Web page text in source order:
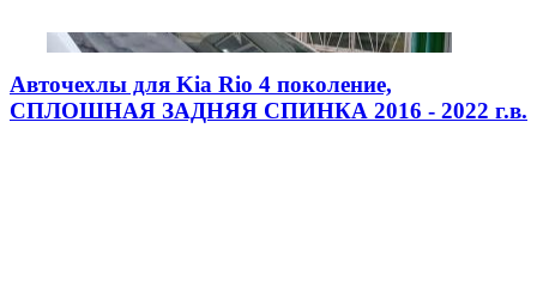
Авточехлы для Kia Rio 4 поколение,
СПЛОШНАЯ ЗАДНЯЯ СПИНКА 2016 - 2022 г.в.